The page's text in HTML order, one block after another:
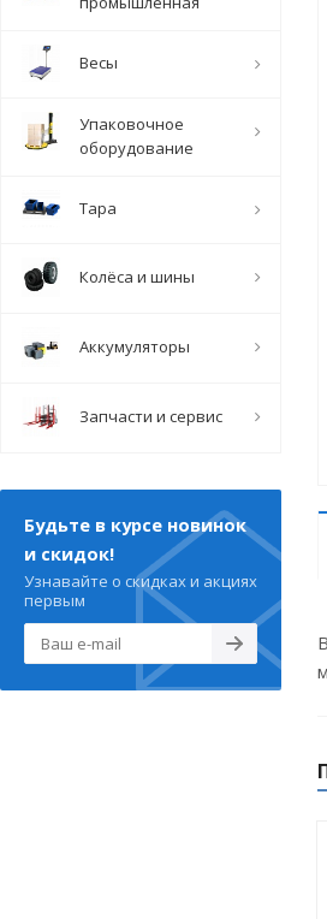
Весы
Упаковочное
оборудование
Тара
Колёса и шины
Аккумуляторы
Запчасти и сервис
Будьте в курсе новинок
и скидок!
Узнавайте о скидках и акциях
первым